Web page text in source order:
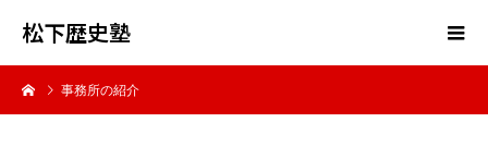
松下歴史塾
事務所の紹介